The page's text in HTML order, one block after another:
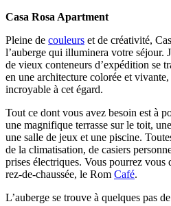
Casa Rosa Apartment
Pleine de couleurs et de créativité,
l’auberge qui illuminera votre séjour.
de vieux conteneurs d’expédition se
en une architecture colorée et
incroyable à cet égard.
Tout ce dont vous avez besoin est à
une magnifique terrasse sur le toit,
une salle de jeux et une piscine.
de la climatisation, de casiers
prises électriques. Vous pourrez vous
rez-de-chaussée, le Rom Café.
L’auberge se trouve à quelques pas